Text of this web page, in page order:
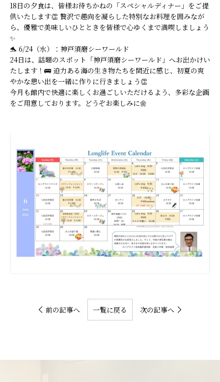
18日の夕食は、皆様お待ちかねの「スペシャルディナー」をご提
供いたします👏 贅沢で趣向を凝らした特別なお料理を囲みなが
ら、優雅で美味しいひとときを皆様で心ゆくまで満喫しましょう
✨
🐬 6/24（水）：神戸須磨シーワールド
24日は、話題のスポット「神戸須磨シーワールド」へお出かけい
たします！🚌 迫力ある海の生き物たちを間近に感じ、初夏の爽
やかな思い出を一緒に作りに行きましょう👏
今月も館内で快適に楽しくお過ごしいただけるよう、多彩な企画
をご用意しております。どうぞお楽しみに🌼
前の記事へ 一覧に戻る 次の記事へ